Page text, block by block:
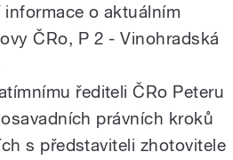
informace o aktuálním
ČRo, P 2 - Vinohradská
řediteli ČRo Peteru
právních kroků
s představiteli zhotovitele